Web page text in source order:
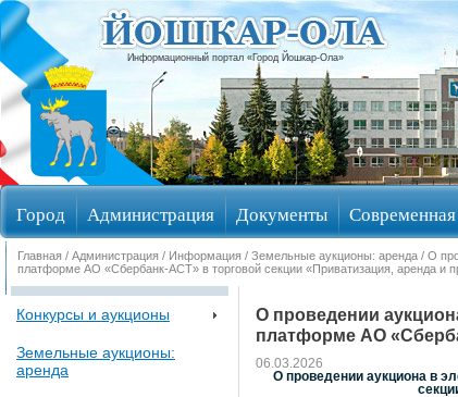
Информационный портал «Город Йошкар-Ола»
Город Администрация Документы
Избирательные округа
Главная / Администрация / Информация / Земельные аукционы: аренда / О
платформе АО «Сбербанк-АСТ» в торговой секции «Приватизация, аренда и
Конкурсы и аукционы
Земельные аукционы:
аренда
О проведении
платформе АО
06.03.2026
О проведении аукциона в